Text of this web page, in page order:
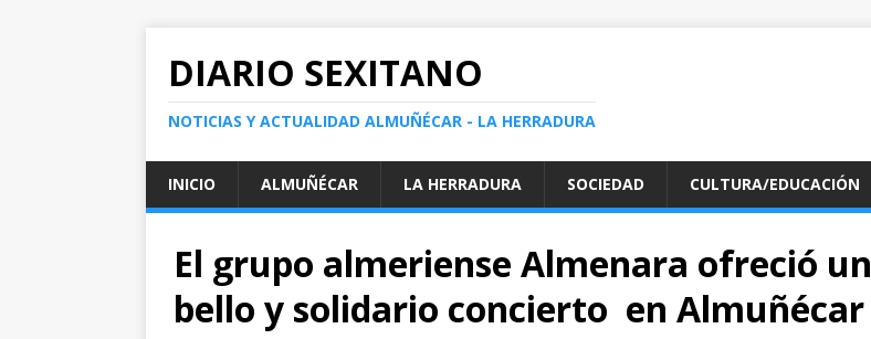
DIARIO SEXITANO
NOTICIAS Y ACTUALIDAD ALMUÑÉCAR - LA HERRADURA
INICIO ALMUÑÉCAR LA HERRADURA SOCIEDAD CULTURA/EDUCACIÓN
El grupo almeriense Almenara ofreció un
bello y solidario concierto en Almuñécar